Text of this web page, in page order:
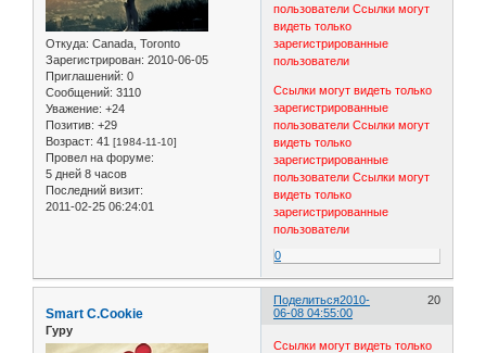
Откуда: Canada, Toronto
Зарегистрирован: 2010-06-05
Приглашений: 0
Сообщений: 3110
Уважение: +24
Позитив: +29
Возраст: 41 [1984-11-10]
Провел на форуме:
5 дней 8 часов
Последний визит:
2011-02-25 06:24:01
пользователи Ссылки могут
видеть только
зарегистрированные
пользователи
Ссылки могут видеть только
зарегистрированные
пользователи Ссылки могут
видеть только
зарегистрированные
пользователи Ссылки могут
видеть только
зарегистрированные
пользователи
0
Поделиться 20
2010-
06-08 04:55:00
Smart C.Cookie
Гуру
Ссылки могут видеть только